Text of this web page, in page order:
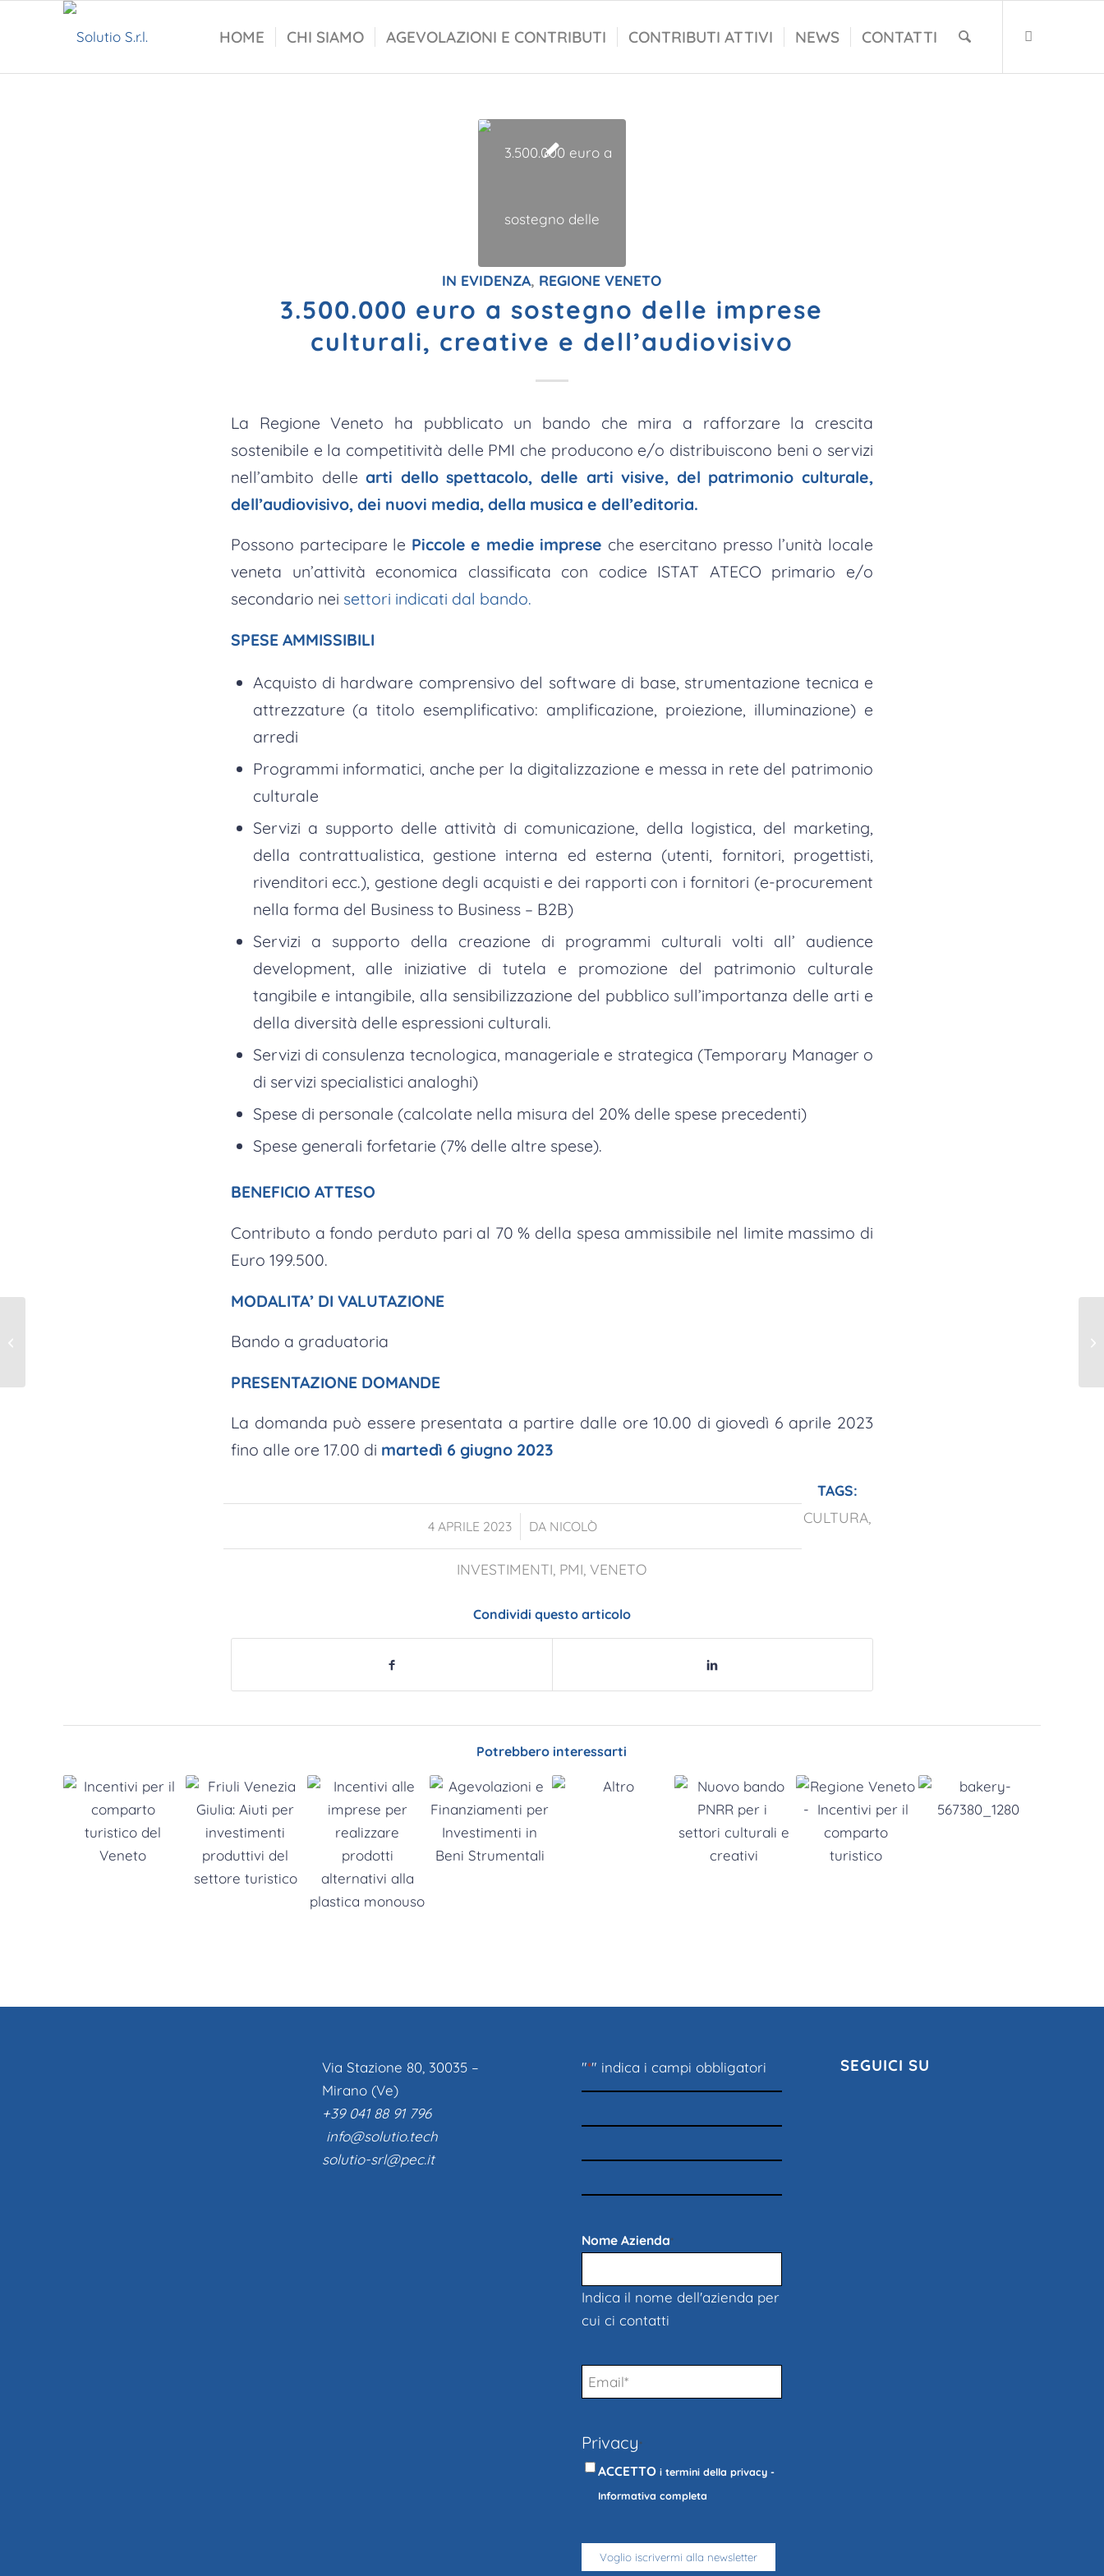
HOME CHI SIAMO AGEVOLAZIONI E CONTRIBUTI CONTRIBUTI ATTIVI NEWS CONTATTI
IN EVIDENZA, REGIONE VENETO
3.500.000 euro a sostegno delle imprese
culturali, creative e dell’audiovisivo
La Regione Veneto ha pubblicato un bando che mira a rafforzare la crescita
sostenibile e la competitività delle PMI che producono e/o distribuiscono beni o servizi
nell’ambito dellearti dello spettacolo, delle arti visive, del patrimonio culturale,
dell’audiovisivo, dei nuovi media, della musica e dell’editoria.
Possono partecipare le Piccole e medie imprese che esercitano presso l’unità locale
veneta un’attività economica classificata con codice ISTAT ATECO primario e/o
secondario nei settori indicati dal bando.
SPESE AMMISSIBILI
Acquisto di hardware comprensivo del software di base, strumentazione tecnica e
attrezzature (a titolo esemplificativo: amplificazione, proiezione, illuminazione) e
arredi
Programmi informatici, anche per la digitalizzazione e messa in rete del patrimonio
culturale
Servizi a supporto delle attività di comunicazione, della logistica, del marketing,
della contrattualistica, gestione interna ed esterna (utenti, fornitori, progettisti,
rivenditori ecc.), gestione degli acquisti e dei rapporti con i fornitori (e-procurement
nella forma del Business to Business – B2B)
Servizi a supporto della creazione di programmi culturali volti all’ audience
development, alle iniziative di tutela e promozione del patrimonio culturale
tangibile e intangibile, alla sensibilizzazione del pubblico sull’importanza delle arti e
della diversità delle espressioni culturali.
Servizi di consulenza tecnologica, manageriale e strategica (Temporary Manager o
di servizi specialistici analoghi)
Spese di personale (calcolate nella misura del 20% delle spese precedenti)
Spese generali forfetarie (7% delle altre spese).
BENEFICIO ATTESO
Contributo a fondo perduto pari al 70 % della spesa ammissibile nel limite massimo di
Euro 199.500.
MODALITA’ DI VALUTAZIONE
Bando a graduatoria
PRESENTAZIONE DOMANDE
La domanda può essere presentata a partire dalle ore 10.00 di giovedì 6 aprile 2023
fino alle ore 17.00 di martedì 6 giugno 2023
4 APRILE 2023
/ DA NICOLÒ
TAGS:
CULTURA
INVESTIMENTI PMI ,VENETO
Condividi questo articolo
Potrebbero interessarti
Via Stazione 80, 30035 –
Mirano (Ve)
+39 041 88 91 796
info@solutio.tech
solutio-srl@pec.it
"*" indica i campi obbligatori
Nome Azienda*
Indica il nome dell'azienda per
cui ci contatti
Email
Privacy*
ACCETTO i termini della privacy -
Informativa completa
SEGUICI SU